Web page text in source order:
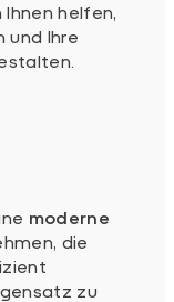
helfen,
und Ihre
moderne
die
zu